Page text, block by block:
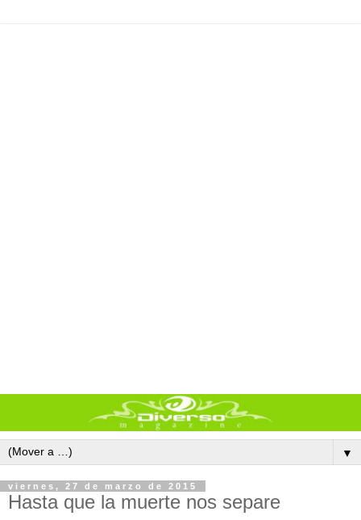
▼
viernes, 27 de marzo de 2015
Hasta que la muerte nos separe